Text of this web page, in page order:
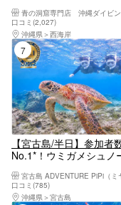
無料レンタル現地・決
組専属制で初心者安心＆
撮影無料★恩納村／
ヤー自社施設
口コミ(2,027)
沖縄県
西海岸
7位
【宮古島/半日】参加者
No.1*！ウミガメシュノ
送迎・機材全て込み＜
あり＞
口コミ(785)
沖縄県
宮古島